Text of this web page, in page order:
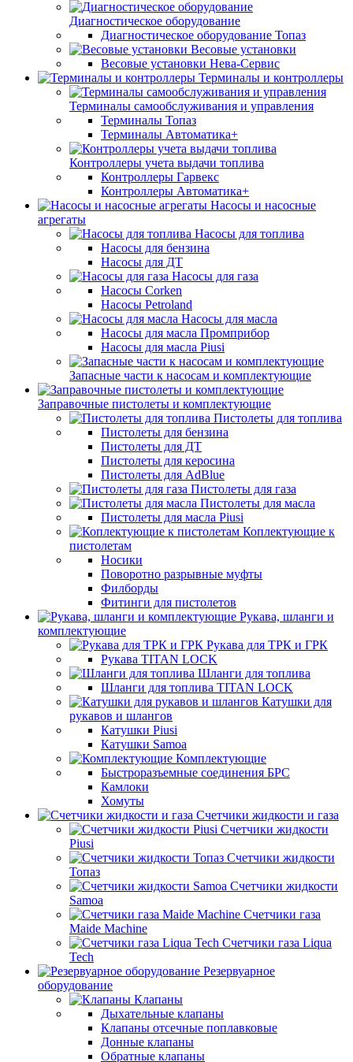
Диагностическое оборудование
Диагностическое оборудование Топаз
Весовые установки
Весовые установки Нева-Сервис
Терминалы и контроллеры
Терминалы самообслуживания и управления
Терминалы Топаз
Терминалы Автоматика+
Контроллеры учета выдачи топлива
Контроллеры Гарвекс
Контроллеры Автоматика+
Насосы и насосные
агрегаты
Насосы для топлива
Насосы для бензина
Насосы для ДТ
Насосы для газа
Насосы Corken
Насосы Petroland
Насосы для масла
Насосы для масла Промприбор
Насосы для масла Piusi
Запасные части к насосам и комплектующие
Заправочные пистолеты и комплектующие
Пистолеты для топлива
Пистолеты для бензина
Пистолеты для ДТ
Пистолеты для керосина
Пистолеты для AdBlue
Пистолеты для газа
Пистолеты для масла
Пистолеты для масла Piusi
Коплектующие к
пистолетам
Носики
Поворотно разрывные муфты
Филборды
Фитинги для пистолетов
Рукава, шланги и
комплектующие
Рукава для ТРК и ГРК
Рукава TITAN LOCK
Шланги для топлива
Шланги для топлива TITAN LOCK
Катушки для
рукавов и шлангов
Катушки Piusi
Катушки Samoa
Комплектующие
Быстроразъемные соединения БРС
Камлоки
Хомуты
Счетчики жидкости и газа
Счетчики жидкости
Piusi
Счетчики жидкости
Топаз
Счетчики жидкости
Samoa
Счетчики газа
Maide Machine
Счетчики газа Liqua
Tech
Резервуарное
оборудование
Клапаны
Дыхательные клапаны
Клапаны отсечные поплавковые
Донные клапаны
Обратные клапаны